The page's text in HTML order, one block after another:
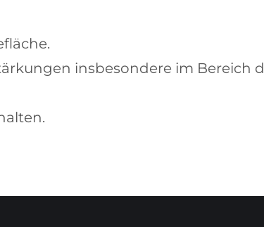
insbesondere im Bereich